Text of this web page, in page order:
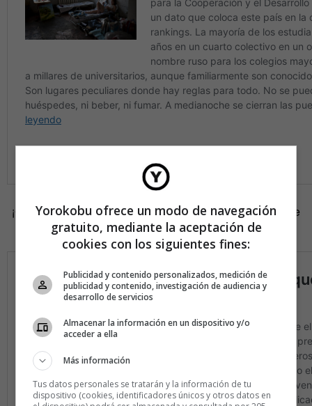
¡Gracias por esto, Candy, y no por los chicles aquellos que
llevaban toneladas de azúcar y una pegatina de mierda!
Yorokobu ofrece un modo de navegación
gratuito, mediante la aceptación de
cookies con los siguientes fines:
Publicidad y contenido personalizados, medición de
publicidad y contenido, investigación de audiencia y
desarrollo de servicios
Almacenar la información en un dispositivo y/o
acceder a ella
Más información
Tus datos personales se tratarán y la información de tu
dispositivo (cookies, identificadores únicos y otros datos en